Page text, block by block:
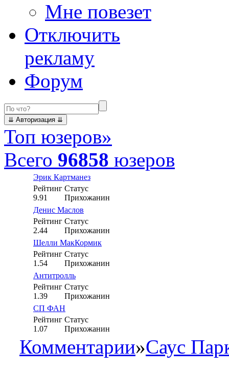
Мне повезет
Отключить
рекламу
Форум
Топ юзеров»
Всего 96858 юзеров
Эрик Картманез
Рейтинг
9.91
Статус
Прихожанин
Денис Маслов
Рейтинг
2.44
Статус
Прихожанин
Шелли МакКормик
Рейтинг
1.54
Статус
Прихожанин
Антитролль
Рейтинг
1.39
Статус
Прихожанин
СП ФАН
Рейтинг
1.07
Статус
Прихожанин
Комментарии»Саус